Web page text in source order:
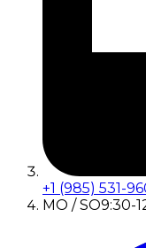
+1 (985) 531-
MO / SO9:30-